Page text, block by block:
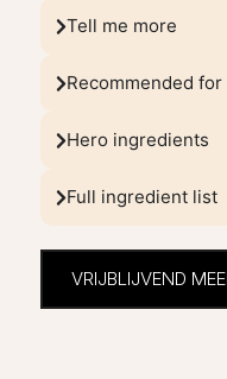
Tell me more
Recommended for
Hero ingredients
Full ingredient list
VRIJBLIJVEND